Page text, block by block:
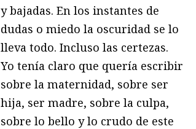
y bajadas. En los instantes de
dudas o miedo la oscuridad se lo
lleva todo. Incluso las certezas.
Yo tenía claro que quería escribir
sobre la maternidad, sobre ser
hija, ser madre, sobre la culpa,
sobre lo bello y lo crudo de este